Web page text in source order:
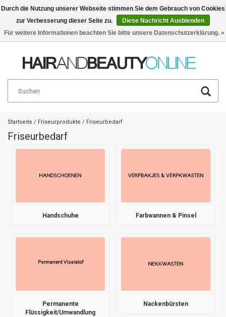
Deutsch €
Startseite / Friseurprodukte / Friseurbedarf
Friseurbedarf
Handschuhe Farbwannen & Pinsel
Permanente
Flüssigkeit/Umwandlung
Nackenbürsten
Durch die Nutzung unserer Webseite stimmen Sie dem Gebrauch von Cookies
zur Verbesserung dieser Seite zu.
Diese Nachricht Ausblenden
Für weitere Informationen beachten Sie bitte unsere Datenschutzerklärung. »